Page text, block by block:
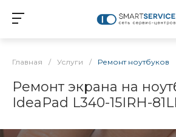
Главная / Услуги / Ремонт ноутбуков
Ремонт экрана на
IdeaPad L340-15IRH-